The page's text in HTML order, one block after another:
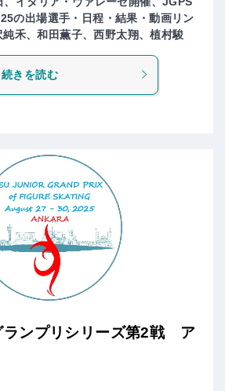
の出場選手・日程・結果・動画リン
禾、和田薫子、西野太翔、植村駿
続きを読む
ランプリシリーズ第2戦 ア